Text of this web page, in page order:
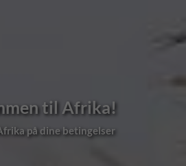
til Afrika!
på dine betingelser